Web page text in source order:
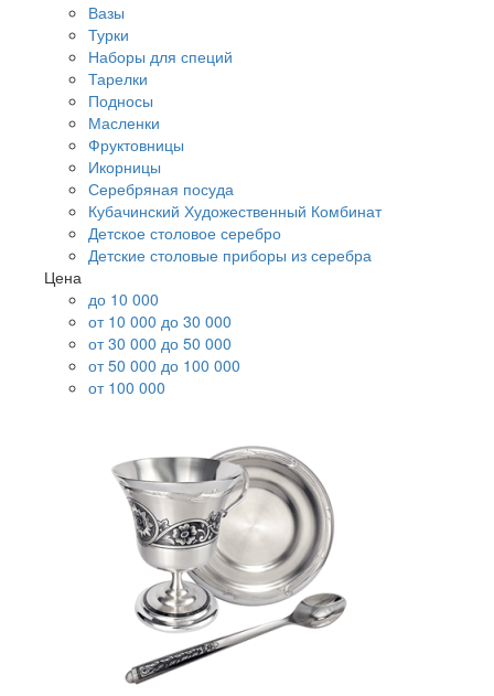
Вазы
Турки
Наборы для специй
Тарелки
Подносы
Масленки
Фруктовницы
Икорницы
Серебряная посуда
Кубачинский Художественный Комбинат
Детское столовое серебро
Детские столовые приборы из серебра
Цена
до 10 000
от 10 000 до 30 000
от 30 000 до 50 000
от 50 000 до 100 000
от 100 000